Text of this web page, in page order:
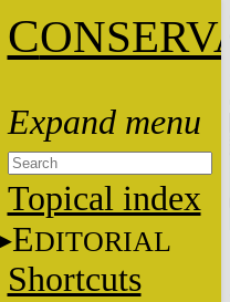
C
Topical index
EDITORIAL
Shortcuts